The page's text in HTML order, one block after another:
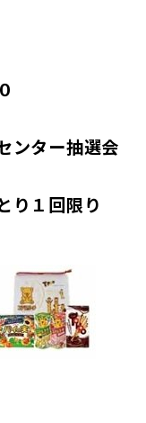
ンター抽選会
り１回限り